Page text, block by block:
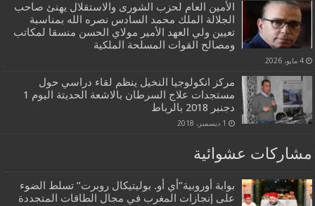
الأمين العام لحزب الشورى والاستقلال يهنئ صاحب
الجلالة الملك محمد السادس نصره الله بمناسبة
تعيين ولي العهد الأمير مولاي الحسن منسقا لمكاتب
ومصالح القوات المسلحة الملكية
4 مايو، 2026
مركز انكولوجيا النخيل ينظم لقاء دراسي حول
مستجدات علاج السرطان بالاشعة الحديتة اليوم 1
دجنبر 2018 بالرباط
1 ديسمبر، 2018
مشاركات عشوائية
بوابة أوروبية”أي أو. بوليتيكال روبرت” تسلط الضوء
على إنجازات المغرب في مجال الطاقات المتجددة